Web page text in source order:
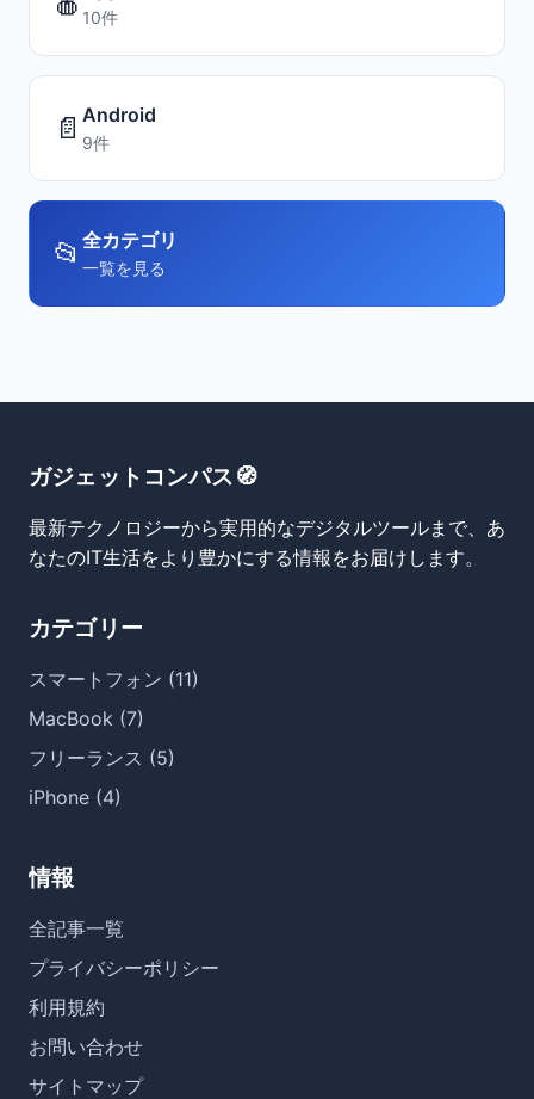
10件
📄 Android
9件
📂 全カテゴリ
一覧を見る
ガジェットコンパス🧭
最新テクノロジーから実用的なデジタルツールまで、あ
なたのIT生活をより豊かにする情報をお届けします。
カテゴリー
スマートフォン (11)
MacBook (7)
フリーランス (5)
iPhone (4)
情報
全記事一覧
プライバシーポリシー
利用規約
お問い合わせ
サイトマップ